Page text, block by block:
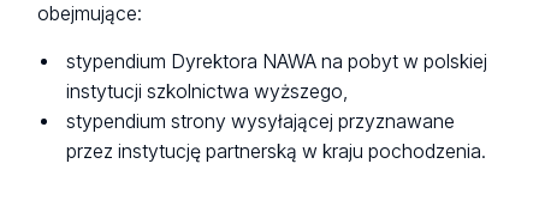
obejmujące:
stypendium Dyrektora NAWA na pobyt w polskiej
instytucji szkolnictwa wyższego,
stypendium strony wysyłającej przyznawane
przez instytucję partnerską w kraju pochodzenia.